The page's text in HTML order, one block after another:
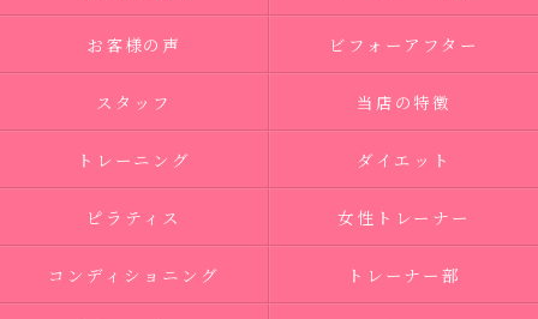
お客様の声 ビフォーアフター
スタッフ 当店の特徴
トレーニング ダイエット
ピラティス 女性トレーナー
コンディショニング トレーナー部